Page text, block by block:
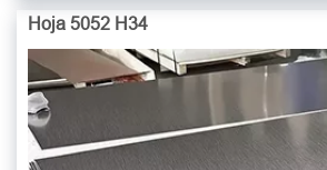
Hoja 5052 H34